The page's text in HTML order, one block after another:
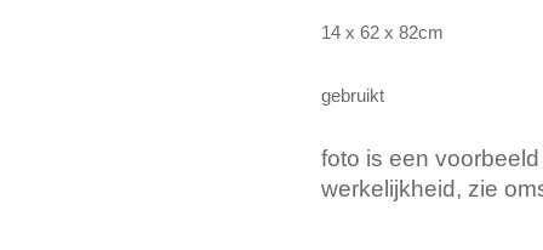
14 x 62 x 82cm
gebruikt
foto is een
werkelijkheid, zie